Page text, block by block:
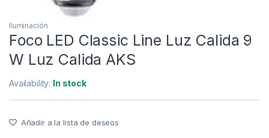
Iluminación
Foco LED Classic Line Luz Calida 9
W Luz Calida AKS
Availability: In stock
Añadir a la lista de deseos